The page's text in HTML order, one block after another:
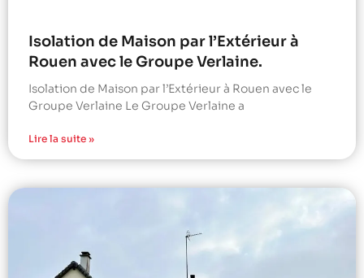
Isolation de Maison par l’Extérieur à
Rouen avec le Groupe Verlaine.
Isolation de Maison par l’Extérieur à Rouen avec le
Groupe Verlaine Le Groupe Verlaine a
Lire la suite »